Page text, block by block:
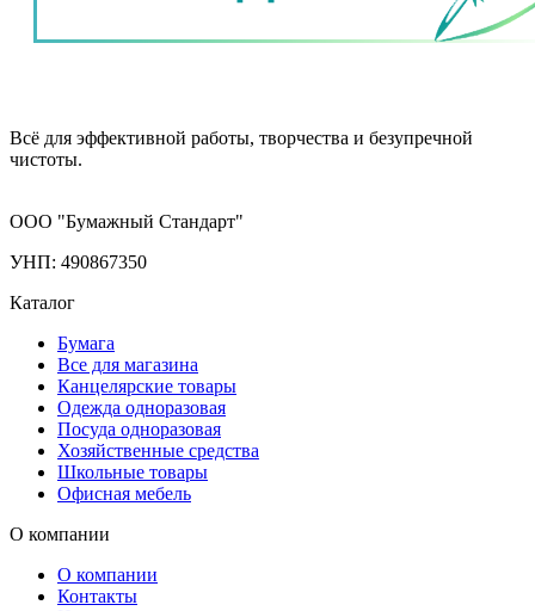
Всё для эффективной работы, творчества и безупречной
чистоты.
ООО "Бумажный Стандарт"
УНП: 490867350
Каталог
Бумага
Все для магазина
Канцелярские товары
Одежда одноразовая
Посуда одноразовая
Хозяйственные средства
Школьные товары
Офисная мебель
О компании
О компании
Контакты